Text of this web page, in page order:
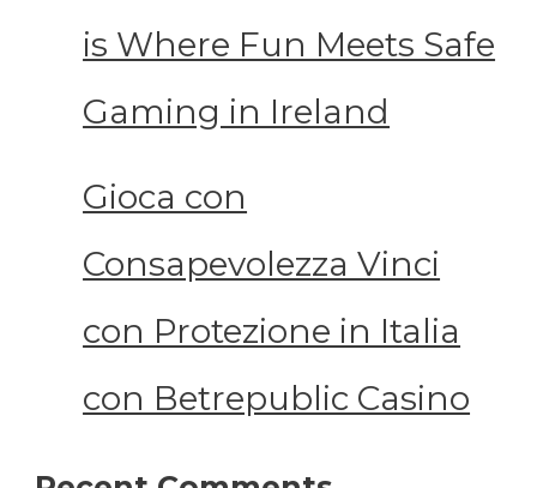
is Where Fun Meets Safe
Gaming in Ireland
Gioca con
Consapevolezza Vinci
con Protezione in Italia
con Betrepublic Casino